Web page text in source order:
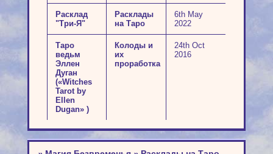
Расклад
"Три-Я"
Расклады
на Таро
6th May
2022
Таро
ведьм
Эллен
Дуган
(«Witches
Tarot by
Ellen
Dugan» )
Колоды и
их
проработка
24th Oct
2016